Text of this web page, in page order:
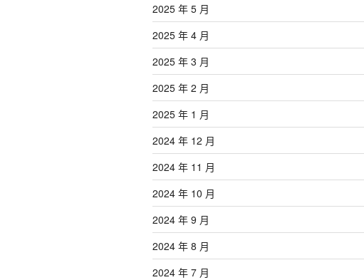
2025 年 5 月
2025 年 4 月
2025 年 3 月
2025 年 2 月
2025 年 1 月
2024 年 12 月
2024 年 11 月
2024 年 10 月
2024 年 9 月
2024 年 8 月
2024 年 7 月